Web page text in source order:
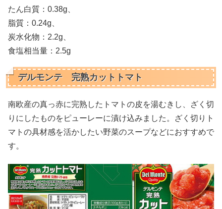
たん白質：0.38g、
脂質：0.24g、
炭水化物：2.2g、
食塩相当量：2.5g
デルモンテ 完熟カットトマト
南欧産の真っ赤に完熟したトマトの皮を湯むきし、ざく切
りにしたものをピューレーに漬け込みました。ざく切りト
マトの具材感を活かしたい野菜のスープなどにおすすめで
す。